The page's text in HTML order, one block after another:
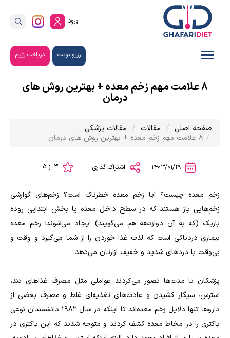
ورود
رزرو نوبت دریافت رژیم
۸ علامت مهم زخم معده + بهترین روش های
درمان
صفحه اصلی مقالات
مقالات پزشکی
۸ علامت مهم زخم معده + بهترین روش های درمان
1403/01/29 اشتراک گذاری
زخم‌ معده چیست؟ آیا زخم معده خطرناک است؟ زخم‌های گوارشی
زخم‌هایی باز هستند که در سطح داخل معده یا بخش ابتدایی روده
باریک (که به آن دوازدهه هم می‌گویند) ایجاد می‌شوند؛ زخم معده
بیماری دردناکی است که لذت غذا خوردن را از شما می‌گیرد و وقت و
بی‌وقت با دردهای شدید و خفیف آزارتان می‌دهد.
پزشکان تا مدت‌ها تصور می‌کردند عواملی مثل مصرف غذاهای تند،
استرس، سیگار کشیدن و عادت‌های تغذیه‌ای غلط و مصرف بعضی از
داروها تنها دلایل زخم معده‌اند تا اینکه در سال ۱۹۸۲ دانشمندان نوعی
باکتری را در مخاط معده کشف کردند و متوجه شدند که این باکتری در